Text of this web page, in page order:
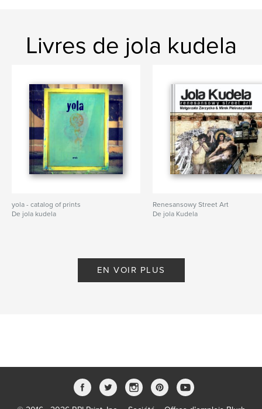
Livres de jola kudela
yola - catalog of prints
De jola kudela
Renesansowy Street Art
De jola Kudela
EN VOIR PLUS